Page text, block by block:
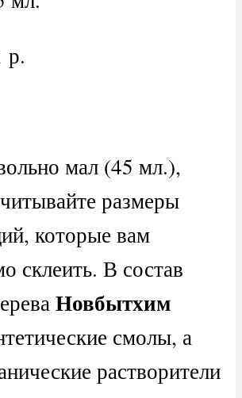
р.
мал (45 мл.),
размеры
которые вам
склеить. В состав
Новбытхим
смолы, а
растворители